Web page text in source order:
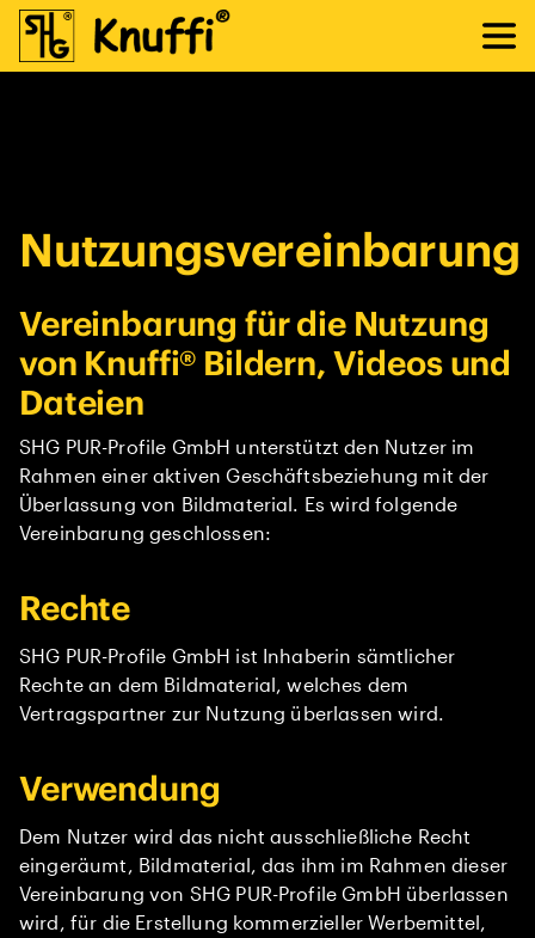
Nutzungsvereinbarung
Vereinbarung für die Nutzung
von Knuffi® Bildern, Videos und
Dateien
SHG PUR-Profile GmbH unterstützt den Nutzer im
Rahmen einer aktiven Geschäftsbeziehung mit der
Überlassung von Bildmaterial. Es wird folgende
Vereinbarung geschlossen:
Rechte
SHG PUR-Profile GmbH ist Inhaberin sämtlicher
Rechte an dem Bildmaterial, welches dem
Vertragspartner zur Nutzung überlassen wird.
Verwendung
Dem Nutzer wird das nicht ausschließliche Recht
eingeräumt, Bildmaterial, das ihm im Rahmen dieser
Vereinbarung von SHG PUR-Profile GmbH überlassen
wird, für die Erstellung kommerzieller Werbemittel,